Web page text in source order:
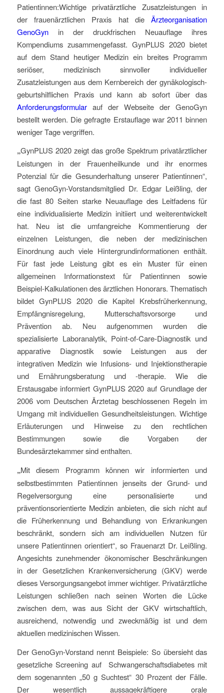
Patientinnen:Wichtige privatärztliche Zusatzleistungen in
der frauenärztlichen Praxis hat dieÄrzteorganisation
GenoGynin der druckfrischen Neuauflage ihres
Kompendiums zusammengefasst. GynPLUS 2020 bietet
auf dem Stand heutiger Medizin ein breites Programm
seriöser, medizinisch sinnvoller individueller
Zusatzleistungen aus dem Kernbereich der gynäkologisch-
geburtshilflichen Praxis und kann ab sofort über das
Anforderungsformularauf der Webseite der GenoGyn
bestellt werden. Die gefragte Erstauflage war 2011 binnen
weniger Tage vergriffen.
„GynPLUS 2020 zeigt das große Spektrum privatärztlicher
Leistungen in der Frauenheilkunde und ihr enormes
Potenzial für die Gesunderhaltung unserer Patientinnen“,
sagt GenoGyn-Vorstandsmitglied Dr. Edgar Leißling, der
die fast 80 Seiten starke Neuauflage des Leitfadens für
eine individualisierte Medizin initiiert und weiterentwickelt
hat. Neu ist die umfangreiche Kommentierung der
einzelnen Leistungen, die neben der medizinischen
Einordnung auch viele Hintergrundinformationen enthält.
Für fast jede Leistung gibt es ein Muster für einen
allgemeinen Informationstext für Patientinnen sowie
Beispiel-Kalkulationen des ärztlichen Honorars. Thematisch
bildet GynPLUS 2020 die Kapitel Krebsfrüherkennung,
Empfängnisregelung, Mutterschaftsvorsorge und
Prävention ab. Neu aufgenommen wurden die
spezialisierte Laboranalytik, Point-of-Care-Diagnostik und
apparative Diagnostik sowie Leistungen aus der
integrativen Medizin wie Infusions- und Injektionstherapie
und Ernährungsberatung und -therapie. Wie die
Erstausgabe informiert GynPLUS 2020 auf Grundlage der
2006 vom Deutschen Ärztetag beschlossenen Regeln im
Umgang mit individuellen Gesundheitsleistungen. Wichtige
Erläuterungen und Hinweise zu den rechtlichen
Bestimmungen sowie die Vorgaben der
Bundesärztekammer sind enthalten.
„Mit diesem Programm können wir informierten und
selbstbestimmten Patientinnen jenseits der Grund- und
Regelversorgung eine personalisierte und
präventionsorientierte Medizin anbieten, die sich nicht auf
die Früherkennung und Behandlung von Erkrankungen
beschränkt, sondern sich am individuellen Nutzen für
unsere Patientinnen orientiert“, so Frauenarzt Dr. Leißling.
Angesichts zunehmender ökonomischer Beschränkungen
in der Gesetzlichen Krankenversicherung (GKV) werde
dieses Versorgungsangebot immer wichtiger. Privatärztliche
Leistungen schließen nach seinen Worten die Lücke
zwischen dem, was aus Sicht der GKV wirtschaftlich,
ausreichend, notwendig und zweckmäßig ist und dem
aktuellen medizinischen Wissen.
Der GenoGyn-Vorstand nennt Beispiele: So übersieht das
gesetzliche Screening auf Schwangerschaftsdiabetes mit
dem sogenannten „50 g Suchtest“ 30 Prozent der Fälle.
Der wesentlich aussagekräftigere orale